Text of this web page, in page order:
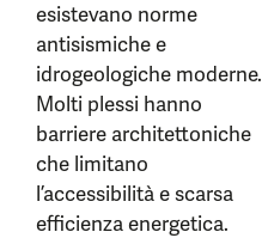
esistevano norme
antisismiche e
idrogeologiche moderne.
Molti plessi hanno
barriere architettoniche
che limitano
l’accessibilità e scarsa
efficienza energetica.